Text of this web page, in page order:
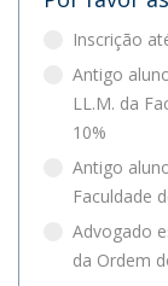
Inscrição
Antigo
LL.M. da
10%
Antigo
Faculdade
Advogado
da Ordem